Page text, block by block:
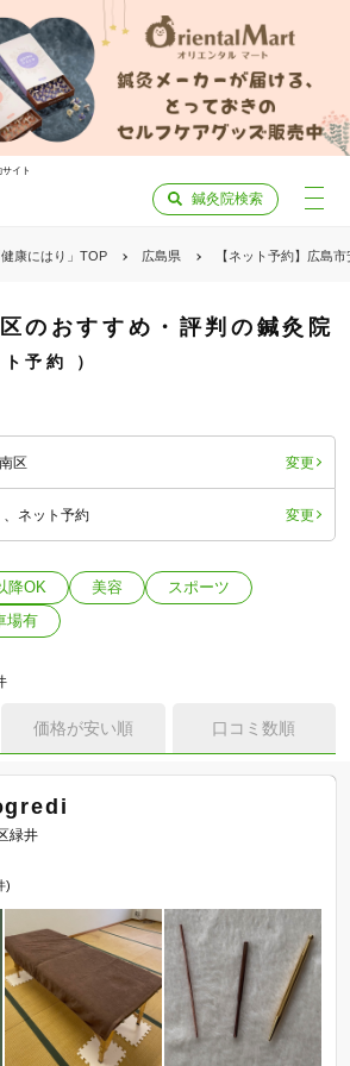
イト
鍼灸院検索
康にはり」TOP 広島県 【ネット予約】広島
のおすすめ・評判の鍼灸院
ト予約
区 変更
ネット予約 変更
降OK 美容
スポーツ
場有
価格が安い順 口コミ数順
緑井
)
りを見た」